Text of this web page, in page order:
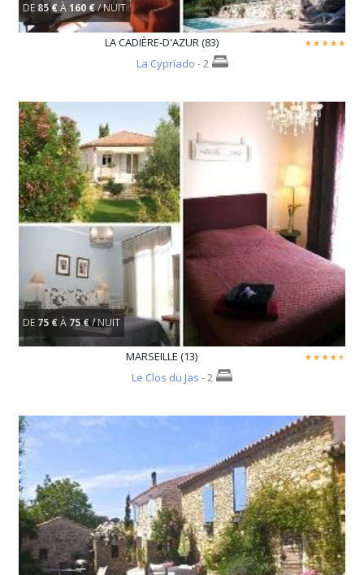
DE85 €À160 €/ NUIT
LA CADIÈRE-D'AZUR (83)
La Cyprïado - 2
DE 75 €À 75 €/ NUIT
MARSEILLE (13)
Le Clos du Jas - 2